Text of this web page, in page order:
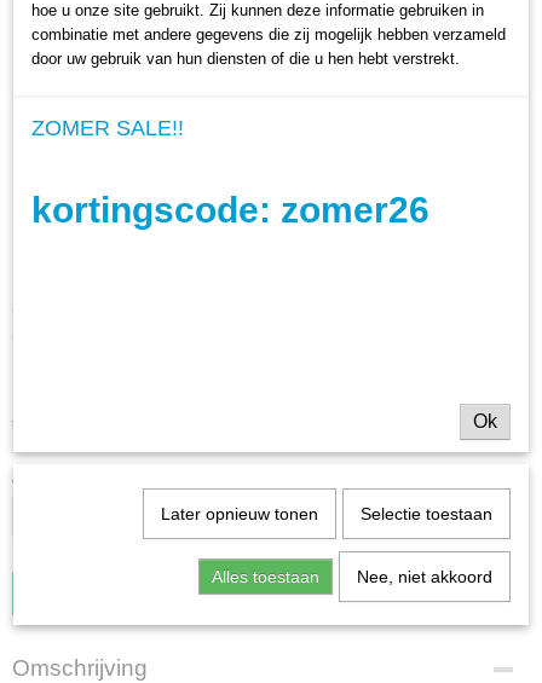
LED TL Buis T8 120 cm -
€ 25,50
Aantal
IN WINKELWAGEN
Omschrijving
hoe u onze site gebruikt. Zij kunnen deze informatie gebruiken in
combinatie met andere gegevens die zij mogelijk hebben verzameld
door uw gebruik van hun diensten of die u hen hebt verstrekt.
ZOMER SALE!!
kortingscode: zomer26
Ok
Later opnieuw tonen Selectie toestaan
Alles toestaan Nee, niet akkoord